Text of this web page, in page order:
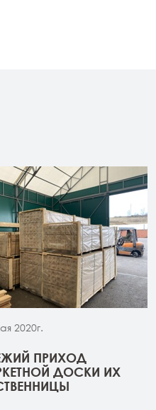
2020г.
ПРИХОД
ДОСКИ ИХ